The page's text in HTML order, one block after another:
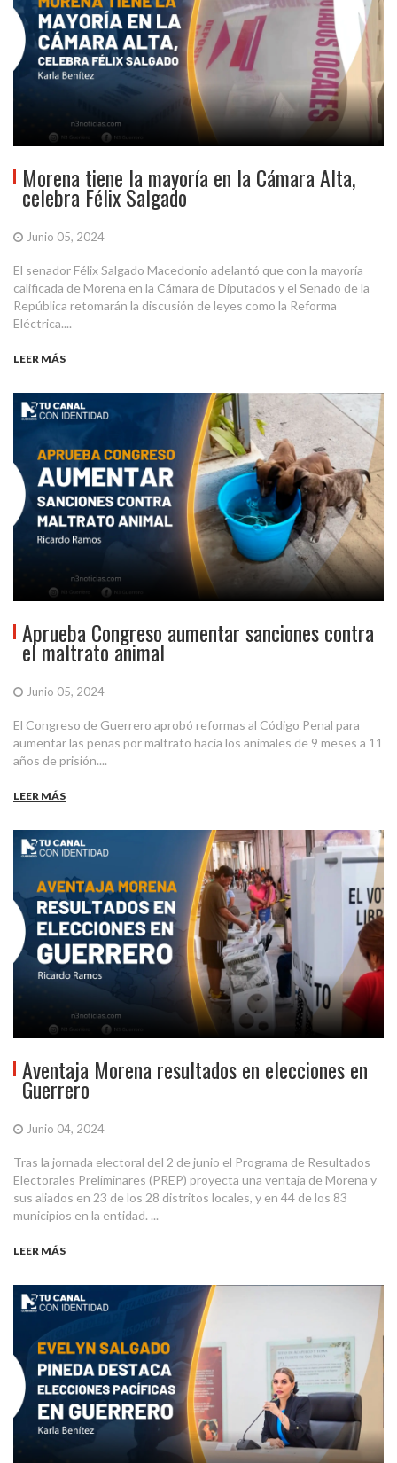
Morena tiene la mayoría en la Cámara Alta,
celebra Félix Salgado
Junio 05, 2024
El senador Félix Salgado Macedonio adelantó que con la mayoría
calificada de Morena en la Cámara de Diputados y el Senado de la
República retomarán la discusión de leyes como la Reforma
Eléctrica....
LEER MÁS
Aprueba Congreso aumentar sanciones contra
el maltrato animal
Junio 05, 2024
El Congreso de Guerrero aprobó reformas al Código Penal para
aumentar las penas por maltrato hacia los animales de 9 meses a 11
años de prisión....
LEER MÁS
Aventaja Morena resultados en elecciones en
Guerrero
Junio 04, 2024
Tras la jornada electoral del 2 de junio el Programa de Resultados
Electorales Preliminares (PREP) proyecta una ventaja de Morena y
sus aliados en 23 de los 28 distritos locales, y en 44 de los 83
municipios en la entidad. ...
LEER MÁS